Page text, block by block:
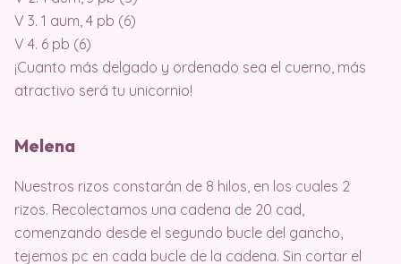
V 3. 1 aum, 4 pb (6)
V 4. 6 pb (6)
¡Cuanto más delgado y ordenado sea el cuerno, más
atractivo será tu unicornio!
Melena
Nuestros rizos constarán de 8 hilos, en los cuales 2
rizos. Recolectamos una cadena de 20 cad,
comenzando desde el segundo bucle del gancho,
tejemos pc en cada bucle de la cadena. Sin cortar el